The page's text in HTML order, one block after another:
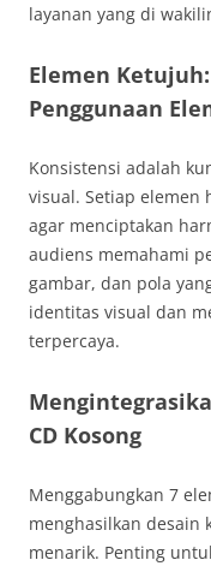
layanan yang di
Elemen
Penggunaan
Konsistensi adalah
visual. Setiap elemen
agar menciptakan
audiens memahami
gambar, dan pola
identitas visual dan
terpercaya.
CD Kosong
Menggabungkan 7
menghasilkan desain
menarik. Penting